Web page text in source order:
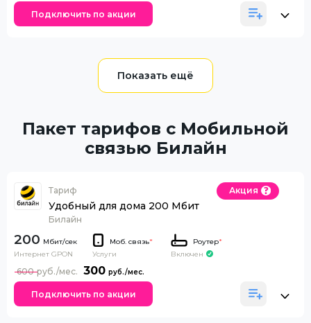
Подключить по акции
Пакет тарифов с Мобильной
связью Билайн
Тариф
Удобный для дома 200 Мбит
Билайн
Акция
200
Интернет GPON
Моб. связь*
Услуги
Роутер*
Включен
300
600
Подключить по акции